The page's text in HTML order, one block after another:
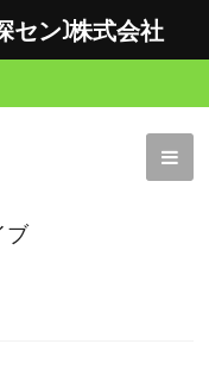
ブ
セン)株式会社